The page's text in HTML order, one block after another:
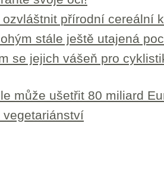
přírodní cereální
stále ještě utajená
se jejich vášeň pro
může ušetřit 80 miliard
vegetariánství